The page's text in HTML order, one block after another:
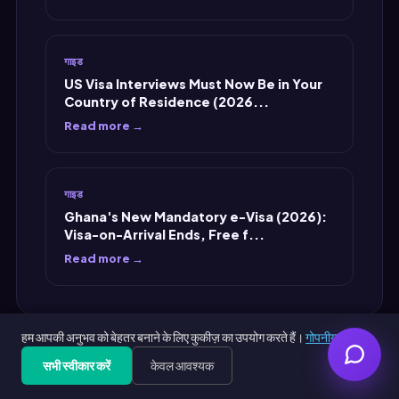
गाइड
US Visa Interviews Must Now Be in Your
Country of Residence (2026...
Read more →
गाइड
Ghana's New Mandatory e-Visa (2026):
Visa-on-Arrival Ends, Free f...
Read more →
हम आपकी अनुभव को बेहतर बनाने के लिए कुकीज़ का उपयोग करते हैं। गोपनीयता नीति
सभी स्वीकार करें
केवल आवश्यक
Get Free PDF — 30 seconds Generate Free